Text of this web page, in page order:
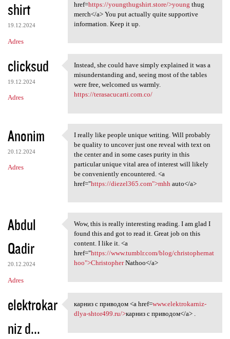
shirt
19.12.2024
Adres
href=https://youngthugshirt.store/>young thug
merch</a> You put actually quite supportive
information. Keep it up.
clicksud
19.12.2024
Adres
Instead, she could have
Instead, she could have simply explained it was a
misunderstanding and, seeing most of the tables
were free, welcomed us warmly.
https://terasacucarti.com.co/
Anonim
20.12.2024
Adres
I really like people unique
I really like people unique writing. Will probably
be quality to uncover just one reveal with text on
the center and in some cases purity in this
particular unique vital area of interest will likely
be conveniently encountered. <a
href="https://diezel365.com">mhh auto</a>
Abdul
Qadir
20.12.2024
Adres
Wow, this is really
Wow, this is really interesting reading. I am glad I
found this and got to read it. Great job on this
content. I like it. <a
href="https://www.tumblr.com/blog/christophernat
hoo">ChristopherNathoo</a>
elektrokar
niz d...
карниз с приводом <a href=www
карниз с приводом <a href=www.elektrokarniz-
dlya-shtor499.ru/>карниз с приводом</a> .